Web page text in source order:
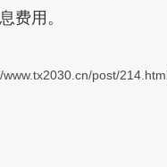
费用。
www.tx2030.cn/post/